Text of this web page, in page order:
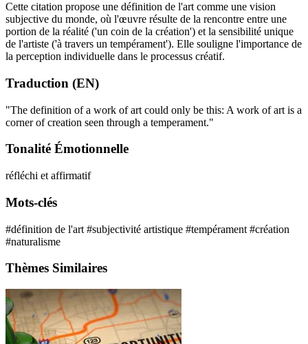
Cette citation propose une définition de l'art comme une vision
subjective du monde, où l'œuvre résulte de la rencontre entre une
portion de la réalité ('un coin de la création') et la sensibilité unique
de l'artiste ('à travers un tempérament'). Elle souligne l'importance de
la perception individuelle dans le processus créatif.
Traduction (EN)
"The definition of a work of art could only be this: A work of art is a
corner of creation seen through a temperament."
Tonalité Émotionnelle
réfléchi et affirmatif
Mots-clés
#définition de l'art #subjectivité artistique #tempérament #création
#naturalisme
Thèmes Similaires